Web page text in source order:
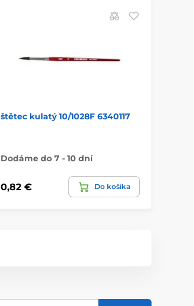
štětec kulatý 10/1028F 6340117
Dodáme do 7 - 10 dní
0,82 € Do košíka